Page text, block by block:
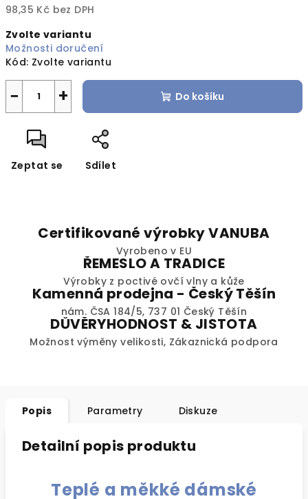
98,35 Kč bez DPH
cena:
Zvolte variantu
Možnosti doručení
Kód: Zvolte variantu
+
− Do košíku
Zeptat se Sdílet
Certifikované výrobky VANUBA
Vyrobeno v EU
ŘEMESLO A TRADICE
Výrobky z poctivé ovčí vlny a kůže
Kamenná prodejna - Český Těšín
nám. ČSA 184/5, 737 01 Český Těšín
DŮVĚRYHODNOST & JISTOTA
Možnost výměny velikosti, Zákaznická podpora
Popis Parametry Diskuze
Detailní popis produktu
Teplé a měkké dámské